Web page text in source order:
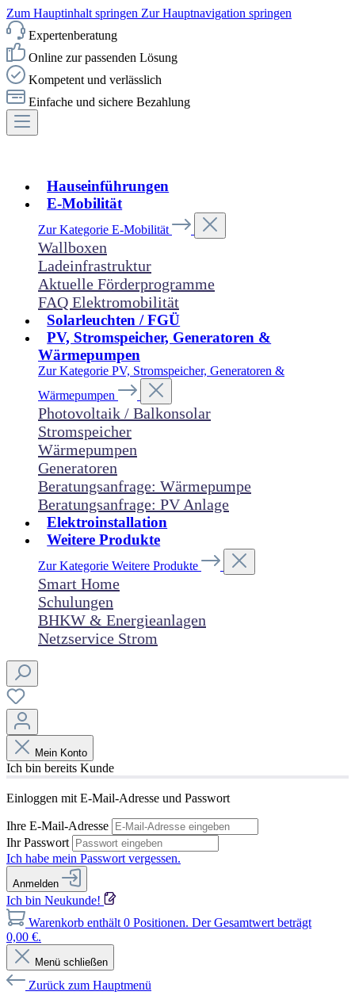
Zum Hauptinhalt springen Zur Hauptnavigation springen
Expertenberatung
Online zur passenden Lösung
Kompetent und verlässlich
Einfache und sichere Bezahlung
Hauseinführungen
E-Mobilität
Zur Kategorie E-Mobilität
Wallboxen
Ladeinfrastruktur
Aktuelle Förderprogramme
FAQ Elektromobilität
Solarleuchten / FGÜ
PV, Stromspeicher, Generatoren &
Wärmepumpen
Zur Kategorie PV, Stromspeicher, Generatoren &
Wärmepumpen
Photovoltaik / Balkonsolar
Stromspeicher
Wärmepumpen
Generatoren
Beratungsanfrage: Wärmepumpe
Beratungsanfrage: PV Anlage
Elektroinstallation
Weitere Produkte
Zur Kategorie Weitere Produkte
Smart Home
Schulungen
BHKW & Energieanlagen
Netzservice Strom
Mein Konto
Ich bin bereits Kunde
Einloggen mit E-Mail-Adresse und Passwort
Ihre E-Mail-Adresse
Ihr Passwort
Ich habe mein Passwort vergessen.
Anmelden
Ich bin Neukunde!
Warenkorb enthält 0 Positionen. Der Gesamtwert beträgt
0,00 €.
Menü schließen
Zurück zum Hauptmenü